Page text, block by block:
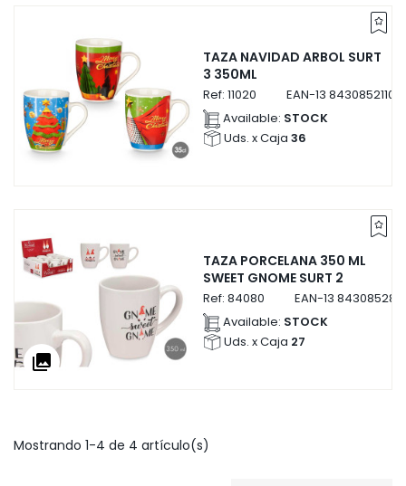
TAZA NAVIDAD ARBOL SURT
3 350ML
Ref: 11020 EAN-13
Available: STOCK
Uds. x Caja 36
collections
TAZA PORCELANA 350 ML
SWEET GNOME SURT 2
Ref: 84080 EAN-13
Available: STOCK
Uds. x Caja 27
Mostrando 1-4 de 4 artículo(s)